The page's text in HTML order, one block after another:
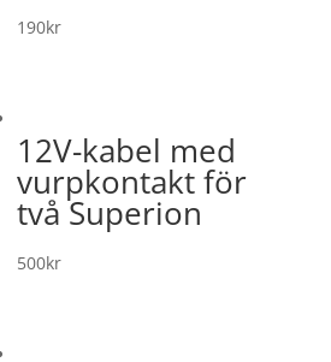
190kr
12V-kabel med
vurpkontakt för
två Superion
500kr